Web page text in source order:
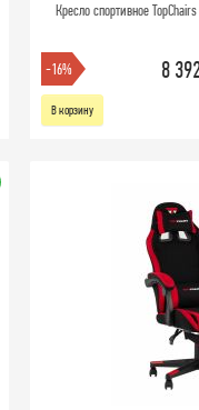
Кресло спортивное
-16% 8
В корзину